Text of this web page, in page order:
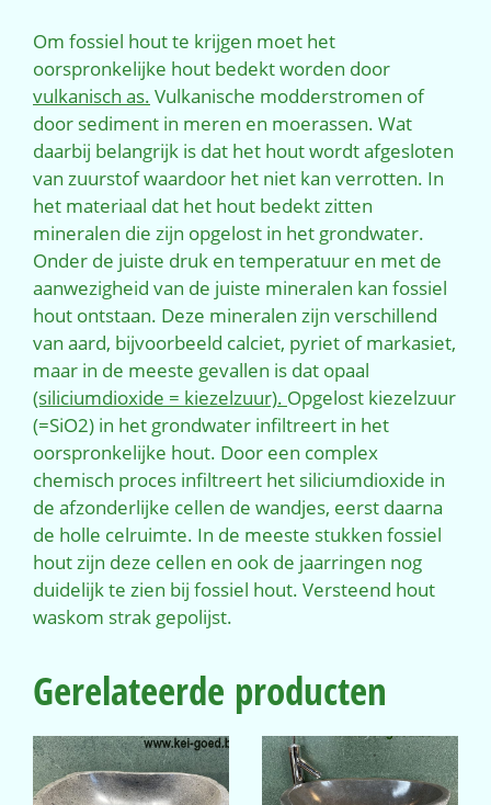
Om fossiel hout te krijgen moet het
oorspronkelijke hout bedekt worden door
vulkanisch as. Vulkanische modderstromen of
door sediment in meren en moerassen. Wat
daarbij belangrijk is dat het hout wordt afgesloten
van zuurstof waardoor het niet kan verrotten. In
het materiaal dat het hout bedekt zitten
mineralen die zijn opgelost in het grondwater.
Onder de juiste druk en temperatuur en met de
aanwezigheid van de juiste mineralen kan fossiel
hout ontstaan. Deze mineralen zijn verschillend
van aard, bijvoorbeeld calciet, pyriet of markasiet,
maar in de meeste gevallen is dat opaal
(siliciumdioxide = kiezelzuur). Opgelost kiezelzuur
(=SiO2) in het grondwater infiltreert in het
oorspronkelijke hout. Door een complex
chemisch proces infiltreert het siliciumdioxide in
de afzonderlijke cellen de wandjes, eerst daarna
de holle celruimte. In de meeste stukken fossiel
hout zijn deze cellen en ook de jaarringen nog
duidelijk te zien bij fossiel hout. Versteend hout
waskom strak gepolijst.
Gerelateerde producten